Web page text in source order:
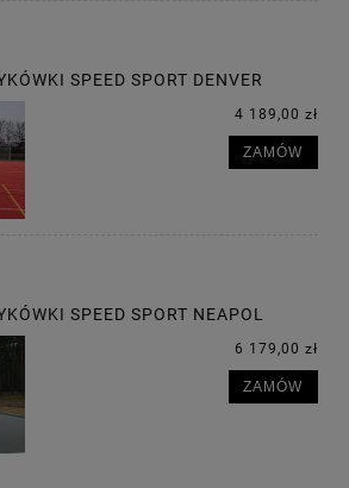
SPEED SPORT DENVER
4 189,00 zł
ZAMÓW
SPEED SPORT NEAPOL
6 179,00 zł
ZAMÓW